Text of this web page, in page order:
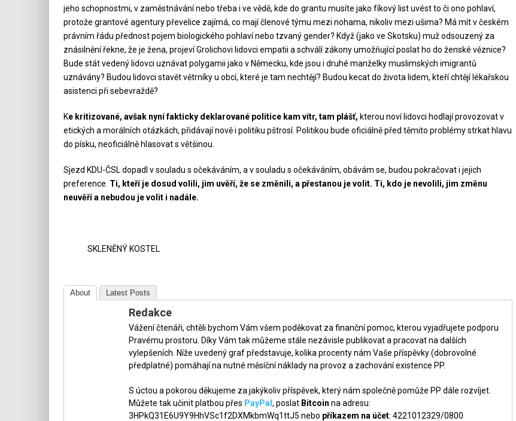
jeho schopnostmi, v zaměstnávání nebo třeba i ve vědě, kde do grantu musíte jako fíkový list uvést to či ono pohlaví,
protože grantové agentury převelice zajímá, co mají členové týmu mezi nohama, nikoliv mezi ušima? Má mít v českém
právním řádu přednost pojem biologického pohlaví nebo tzvaný gender? Když (jako ve Skotsku) muž odsouzený za
znásilnění řekne, že je žena, projeví Grolichovi lidovci empatii a schválí zákony umožňující poslat ho do ženské věznice?
Bude stát vedený lidovci uznávat polygamii jako v Německu, kde jsou i druhé manželky muslimských imigrantů
uznávány? Budou lidovci stavět větrníky u obcí, které je tam nechtějí? Budou kecat do života lidem, kteří chtějí lékařskou
asistenci při sebevraždě?
Ke kritizované, avšak nyní fakticky deklarované politice kam vítr, tam plášť, kterou noví lidovci hodlají provozovat v
etických a morálních otázkách, přidávají nově i politiku pštrosí. Politikou bude oficiálně před těmito problémy strkat hlavu
do písku, neoficiálně hlasovat s většinou.
Sjezd KDU-ČSL dopadl v souladu s očekáváním, a v souladu s očekáváním, obávám se, budou pokračovat i jejich
preference. Ti, kteří je dosud volili, jim uvěří, že se změnili, a přestanou je volit. Ti, kdo je nevolili, jim změnu
neuvěří a nebudou je volit i nadále.
SKLENĚNÝ KOSTEL
About Latest Posts
Redakce
Vážení čtenáři, chtěli bychom Vám všem poděkovat za finanční pomoc, kterou vyjadřujete podporu
Pravému prostoru. Díky Vám tak můžeme stále nezávisle publikovat a pracovat na dalších
vylepšeních. Níže uvedený graf představuje, kolika procenty nám Vaše příspěvky (dobrovolné
předplatné) pomáhají na nutné měsíční náklady na provoz a zachování existence PP.
S úctou a pokorou děkujeme za jakýkoliv příspěvek, který nám společně pomůže PP dále rozvíjet.
Můžete tak učinit platbou přes PayPal , poslat Bitcoin na adresu:
3HPkQ31E6U9Y9HhVSc1f2DXMkbmWq1ttJ5 nebo příkazem na účet: 4221012329/0800